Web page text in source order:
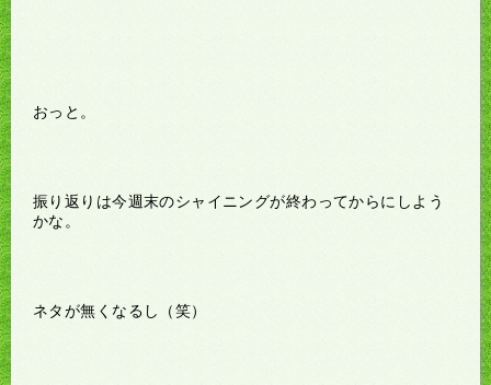
おっと。
振り返りは今週末のシャイニングが終わってからにしよう
かな。
ネタが無くなるし（笑）